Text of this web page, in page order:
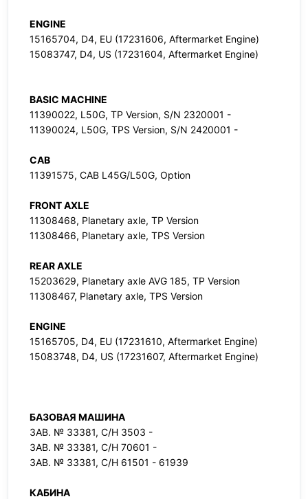
ENGINE
15165704, D4, EU (17231606, Aftermarket Engine)
15083747, D4, US (17231604, Aftermarket Engine)
BASIC MACHINE
11390022, L50G, TP Version, S/N 2320001 -
11390024, L50G, TPS Version, S/N 2420001 -
CAB
11391575, CAB L45G/L50G, Option
FRONT AXLE
11308468, Planetary axle, TP Version
11308466, Planetary axle, TPS Version
REAR AXLE
15203629, Planetary axle AVG 185, TP Version
11308467, Planetary axle, TPS Version
ENGINE
15165705, D4, EU (17231610, Aftermarket Engine)
15083748, D4, US (17231607, Aftermarket Engine)
БАЗОВАЯ МАШИНА
ЗАВ. № 33381, С/Н 3503 -
ЗАВ. № 33381, С/Н 70601 -
ЗАВ. № 33381, С/Н 61501 - 61939
КАБИНА